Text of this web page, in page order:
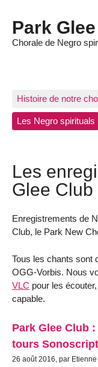
Park
Chorale de Negro
Histoire de notre
Les Negro spirituals
Les
Glee Club
Enregistrements de
Club, le Park New
Tous les chants sont
OGG-Vorbis. Nous
VLC pour les
capable.
Park Glee Club
tours
26 août 2016, par Etienne